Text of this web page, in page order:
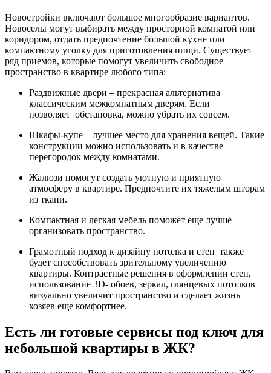
Новостройки включают большое многообразие вариантов.
Новоселы могут выбирать между просторной комнатой или
коридором, отдать предпочтение большой кухне или
компактному уголку для приготовления пищи. Существует
ряд приемов, которые помогут увеличить свободное
пространство в квартире любого типа:
Раздвижные двери – прекрасная альтернатива
классическим межкомнатным дверям. Если
позволяет обстановка, можно убрать их совсем.
Шкафы-купе – лучшее место для хранения вещей. Такие
конструкции можно использовать и в качестве
перегородок между комнатами.
Жалюзи помогут создать уютную и приятную
атмосферу в квартире. Предпочтите их тяжелым шторам
из ткани.
Компактная и легкая мебель поможет еще лучше
организовать пространство.
Грамотный подход к дизайну потолка и стен также
будет способствовать зрительному увеличению
квартиры. Контрастные решения в оформлении стен,
использование 3D- обоев, зеркал, глянцевых потолков
визуально увеличит пространство и сделает жизнь
хозяев еще комфортнее.
Есть ли готовые сервисы под ключ для
небольшой квартиры в ЖК?